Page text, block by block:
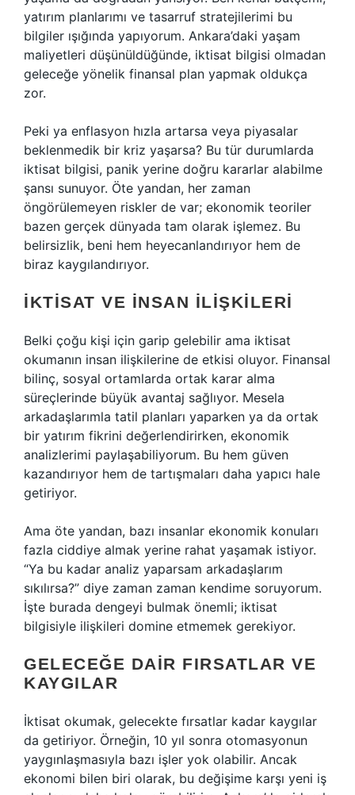
yatırım planlarımı ve tasarruf stratejilerimi bu
bilgiler ışığında yapıyorum. Ankara’daki yaşam
maliyetleri düşünüldüğünde, iktisat bilgisi olmadan
geleceğe yönelik finansal plan yapmak oldukça
zor.
Peki ya enflasyon hızla artarsa veya piyasalar
beklenmedik bir kriz yaşarsa? Bu tür durumlarda
iktisat bilgisi, panik yerine doğru kararlar alabilme
şansı sunuyor. Öte yandan, her zaman
öngörülemeyen riskler de var; ekonomik teoriler
bazen gerçek dünyada tam olarak işlemez. Bu
belirsizlik, beni hem heyecanlandırıyor hem de
biraz kaygılandırıyor.
İKTISAT VE İNSAN İLIŞKILERI
Belki çoğu kişi için garip gelebilir ama iktisat
okumanın insan ilişkilerine de etkisi oluyor. Finansal
bilinç, sosyal ortamlarda ortak karar alma
süreçlerinde büyük avantaj sağlıyor. Mesela
arkadaşlarımla tatil planları yaparken ya da ortak
bir yatırım fikrini değerlendirirken, ekonomik
analizlerimi paylaşabiliyorum. Bu hem güven
kazandırıyor hem de tartışmaları daha yapıcı hale
getiriyor.
Ama öte yandan, bazı insanlar ekonomik konuları
fazla ciddiye almak yerine rahat yaşamak istiyor.
“Ya bu kadar analiz yaparsam arkadaşlarım
sıkılırsa?” diye zaman zaman kendime soruyorum.
İşte burada dengeyi bulmak önemli; iktisat
bilgisiyle ilişkileri domine etmemek gerekiyor.
GELECEĞE DAIR FIRSATLAR VE
KAYGILAR
İktisat okumak, gelecekte fırsatlar kadar kaygılar
da getiriyor. Örneğin, 10 yıl sonra otomasyonun
yaygınlaşmasıyla bazı işler yok olabilir. Ancak
ekonomi bilen biri olarak, bu değişime karşı yeni iş